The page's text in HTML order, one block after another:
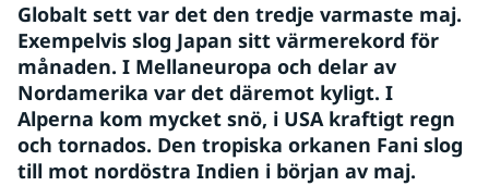
Globalt sett var det den tredje varmaste maj.
Exempelvis slog Japan sitt värmerekord för
månaden. I Mellaneuropa och delar av
Nordamerika var det däremot kyligt. I
Alperna kom mycket snö, i USA kraftigt regn
och tornados. Den tropiska orkanen Fani slog
till mot nordöstra Indien i början av maj.